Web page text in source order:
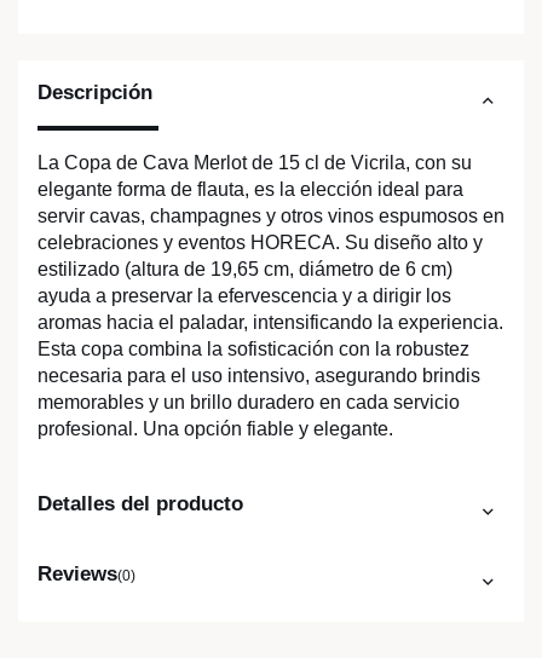
Descripción
La Copa de Cava Merlot de 15 cl de Vicrila, con su
elegante forma de flauta, es la elección ideal para
servir cavas, champagnes y otros vinos espumosos en
celebraciones y eventos HORECA. Su diseño alto y
estilizado (altura de 19,65 cm, diámetro de 6 cm)
ayuda a preservar la efervescencia y a dirigir los
aromas hacia el paladar, intensificando la experiencia.
Esta copa combina la sofisticación con la robustez
necesaria para el uso intensivo, asegurando brindis
memorables y un brillo duradero en cada servicio
profesional. Una opción fiable y elegante.
Detalles del producto
Reviews(0)